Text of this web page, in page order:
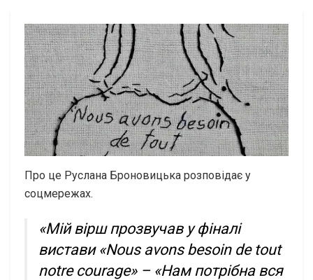
Про це Руслана Броновицька розповідає у
соцмережах.
«Мій вірш прозвучав у фіналі
вистави «Nous avons besoin de tout
notre courage» – «Нам потрібна вся